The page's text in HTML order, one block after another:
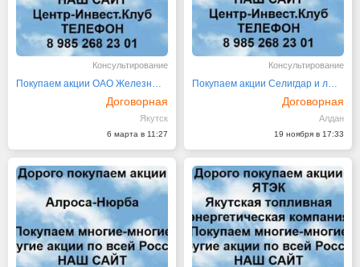
Консультирование
Покупаем акции ОАО Железные дороги Якутии
Договорная
Якутск
6 марта в 11:27
Консультирование
Покупаем акции Селигдар и любые другие акции
Договорная
Алдан
19 ноября в 17:33